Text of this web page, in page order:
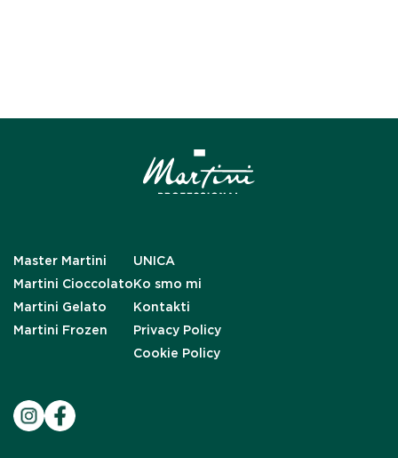
Master Martini
Martini Cioccolato
Martini Gelato
Martini Frozen
UNICA
Ko smo mi
Kontakti
Privacy Policy
Cookie Policy